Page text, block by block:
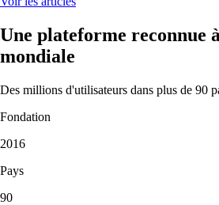
Une plateforme reconnue
mondiale
Des millions d'utilisateurs dans plus de 90
Fondation
2016
Pays
90